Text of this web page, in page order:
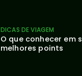
DICAS DE VIAGEM
O que conhecer em
melhores points